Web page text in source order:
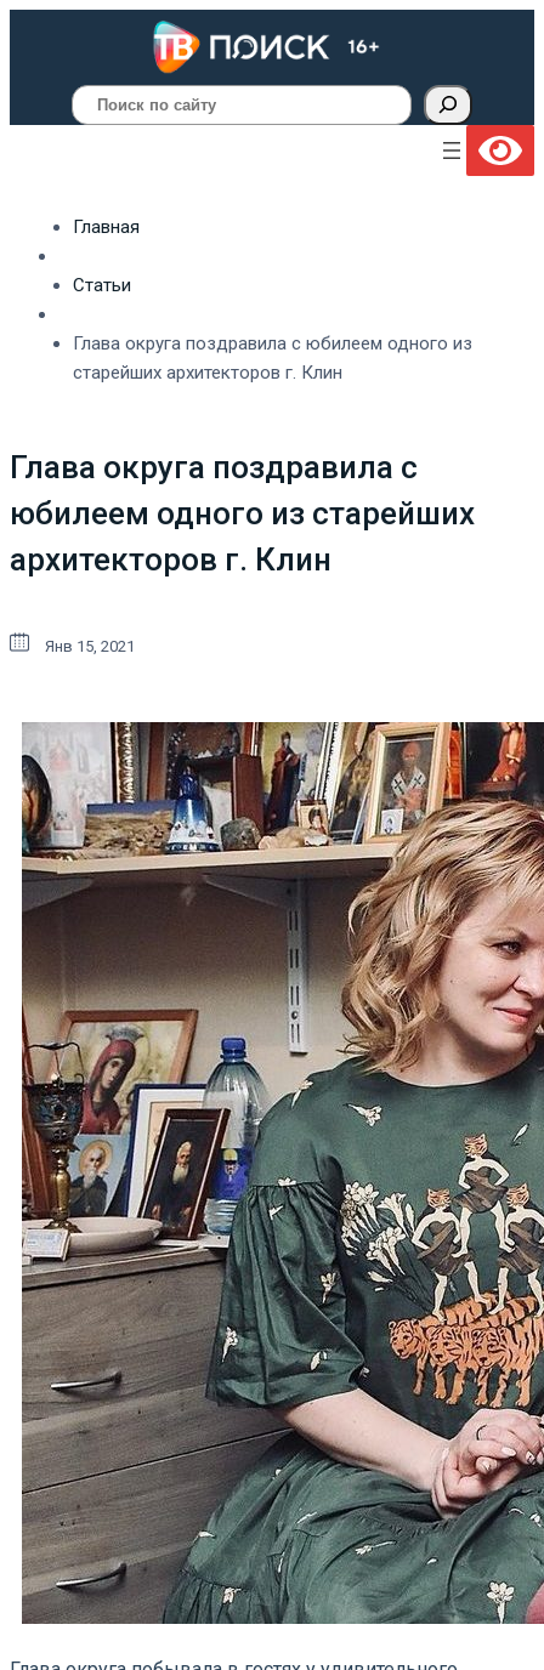
Поиск
Главная
Статьи
Глава округа поздравила с юбилеем одного из
старейших архитекторов г. Клин
Глава округа поздравила с
юбилеем одного из старейших
архитекторов г. Клин
Янв 15, 2021